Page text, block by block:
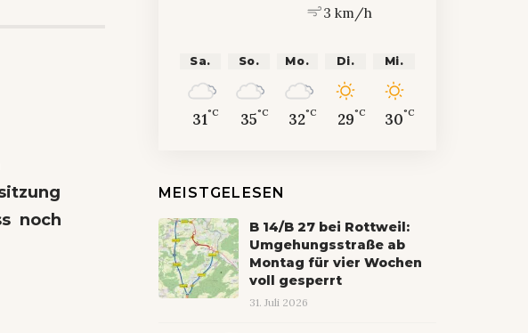
noch
3 km/h
Sa.
31°C
So.
35°C
Mo.
32°C
Di.
29°C
Mi.
30°C
MEISTGELESEN
B 14/B 27 bei Rottweil:
Umgehungsstraße ab
Montag für vier Wochen
voll gesperrt
31. Juli 2026